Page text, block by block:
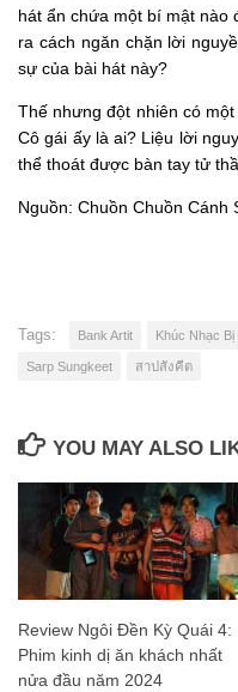
hát ẩn chứa một bí mật nào
ra cách ngăn chặn lời
sự của bài hát này?
Thế nhưng đột nhiên có
Cô gái ấy là ai? Liệu lời
thể thoát được bàn tay tử
Nguồn: Chuồn Chuồn Cánh
Tags: Bank Artit Khúc Nhạc
Sarp Sungkeet สาปสังคีต
YOU MAY ALSO
Review Ngôi Đền Kỳ Quái 4:
Phim kinh dị ăn khách nhất
nửa đầu năm 2024